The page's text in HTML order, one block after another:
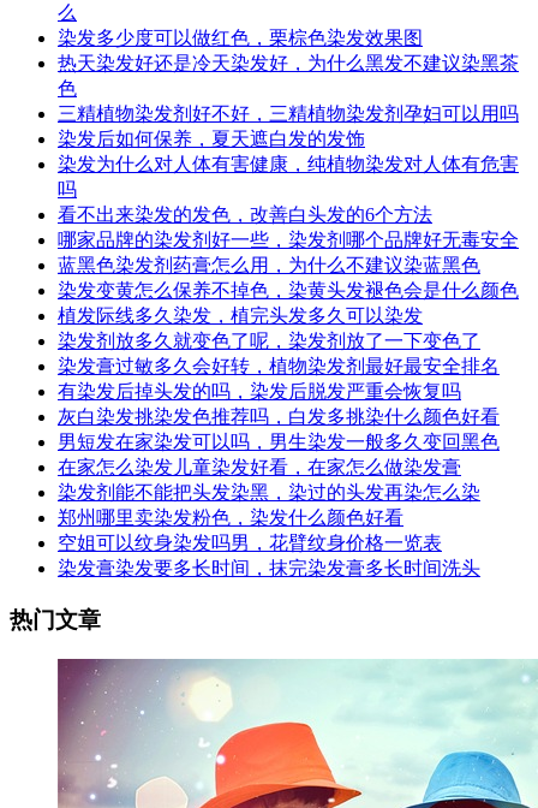
么
染发多少度可以做红色，栗棕色染发效果图
热天染发好还是冷天染发好，为什么黑发不建议染黑茶
色
三精植物染发剂好不好，三精植物染发剂孕妇可以用吗
染发后如何保养，夏天遮白发的发饰
染发为什么对人体有害健康，纯植物染发对人体有危害
吗
看不出来染发的发色，改善白头发的6个方法
哪家品牌的染发剂好一些，染发剂哪个品牌好无毒安全
蓝黑色染发剂药膏怎么用，为什么不建议染蓝黑色
染发变黄怎么保养不掉色，染黄头发褪色会是什么颜色
植发际线多久染发，植完头发多久可以染发
染发剂放多久就变色了呢，染发剂放了一下变色了
染发膏过敏多久会好转，植物染发剂最好最安全排名
有染发后掉头发的吗，染发后脱发严重会恢复吗
灰白染发挑染发色推荐吗，白发多挑染什么颜色好看
男短发在家染发可以吗，男生染发一般多久变回黑色
在家怎么染发儿童染发好看，在家怎么做染发膏
染发剂能不能把头发染黑，染过的头发再染怎么染
郑州哪里卖染发粉色，染发什么颜色好看
空姐可以纹身染发吗男，花臂纹身价格一览表
染发膏染发要多长时间，抹完染发膏多长时间洗头
热门文章